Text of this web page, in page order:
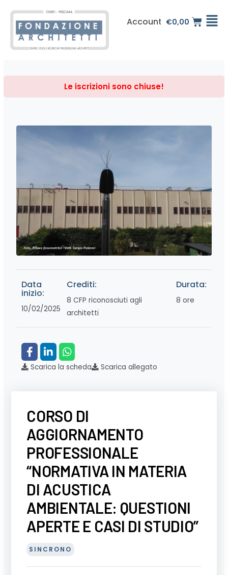
contenuto
Account €0,00
Le iscrizioni sono chiuse!
Data
inizio:
10/02/2025
Crediti:
8 CFP riconosciuti agli
architetti
Durata:
8 ore
Scarica la scheda Scarica allegato
CORSO DI
AGGIORNAMENTO
PROFESSIONALE
“NORMATIVA IN MATERIA
DI ACUSTICA
AMBIENTALE: QUESTIONI
APERTE E CASI DI STUDIO”
SINCRONO